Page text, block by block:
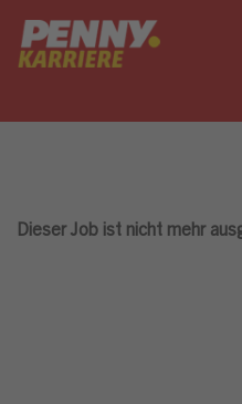
Dieser Job ist nicht mehr